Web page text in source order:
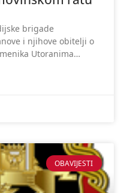
brigade
i njihove obitelji o
Utoranima…
OBAVIJESTI